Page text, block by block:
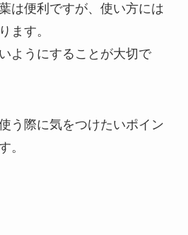
は便利ですが、使い方には
ます。
ようにすることが大切で
う際に気をつけたいポイン
。